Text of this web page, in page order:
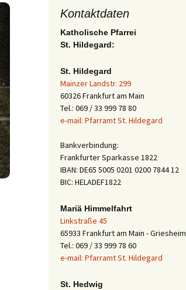
Kontaktdaten
Katholische Pfarrei
St. Hildegard:
St. Hildegard
Mainzer Landstr. 299
60326 Frankfurt am Main
Tel.: 069 / 33 999 78 80
e-mail: Pfarramt St. Hildegard
Bankverbindung:
Frankfurter Sparkasse 1822
IBAN: DE65 5005 0201 0200 7844 12
BIC: HELADEF1822
Mariä Himmelfahrt
Linkstraße 45
65933 Frankfurt am Main - Griesheim
Tel.: 069 / 33 999 78 60
e-mail: Pfarramt St. Hildegard
St. Hedwig